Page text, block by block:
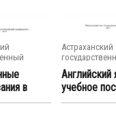
в
Астраханский
университет
Английский
учебное